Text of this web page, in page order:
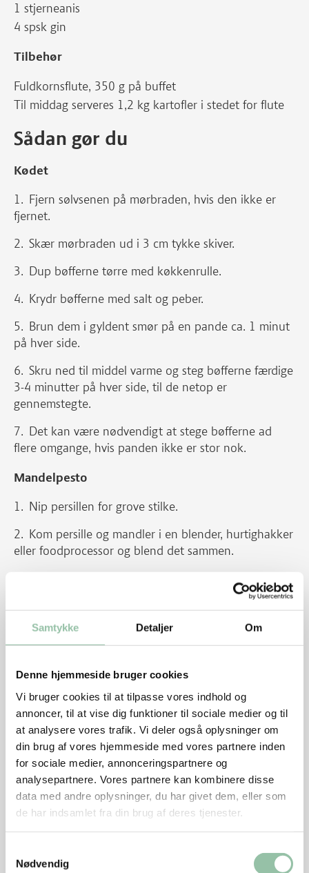
Samtykke Detaljer Om
Denne hjemmeside bruger cookies
Vi bruger cookies til at tilpasse vores indhold og
annoncer, til at vise dig funktioner til sociale medier og til
at analysere vores trafik. Vi deler også oplysninger om
din brug af vores hjemmeside med vores partnere inden
for sociale medier, annonceringspartnere og
analysepartnere. Vores partnere kan kombinere disse
data med andre oplysninger, du har givet dem, eller som
de har indsamlet fra din brug af deres tjenester.
Nødvendig
1 stjerneanis
4 spsk gin
Tilbehør
Fuldkornsflute, 350 g på buffet
Til middag serveres 1,2 kg kartofler i stedet for flute
Sådan gør du
Kødet
Fjern sølvsenen på mørbraden, hvis den ikke er
fjernet.
Skær mørbraden ud i 3 cm tykke skiver.
Dup bøfferne tørre med køkkenrulle.
Krydr bøfferne med salt og peber.
Brun dem i gyldent smør på en pande ca. 1 minut
på hver side.
Skru ned til middel varme og steg bøfferne færdige
3-4 minutter på hver side, til de netop er
gennemstegte.
Det kan være nødvendigt at stege bøfferne ad
flere omgange, hvis panden ikke er stor nok.
Mandelpesto
Nip persillen for grove stilke.
Kom persille og mandler i en blender, hurtighakker
eller foodprocessor og blend det sammen.
Tilsæt olie, citronsaft og fløde og blend igen.
Ginsyltede løg
Hæld straks løgene i en si.
Afkøl løgene og pil dem.
Kog eddike, 1 tsk salt, honning og sukker sammen
til sukkeret er opløst.
Kom stjerneanis og løg i lagen og kog det hele
sammen i 5 minutter.
Tag gryden fra varmen og rør gin i.
Kom løg og lage i et rent glas. Sæt låg på. Opbevar